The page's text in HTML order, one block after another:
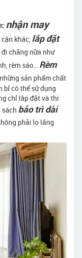
nhận may
khác, lắp đặt
chăng nữa như
rèm sáo… Rèm
sản phẩm chất
bỉ có thể sử dụng
chỉ lắp đặt và thi
sách bảo trì dài
phải lo lắng